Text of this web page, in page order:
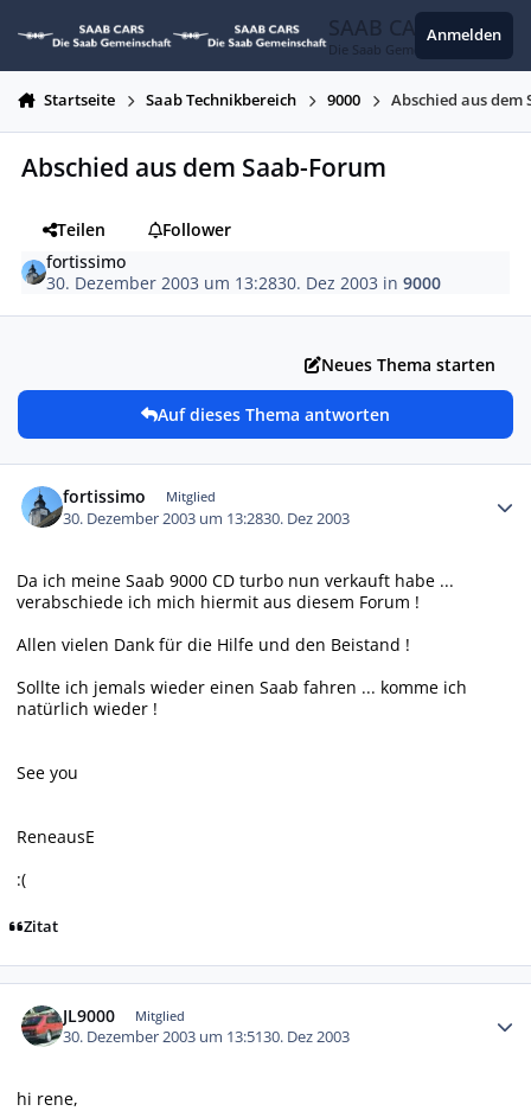
SAAB CARS
Die Saab Gemeinschaft
Anmelden
Startseite Saab Technikbereich 9000 Abschied aus dem
Abschied aus dem Saab-Forum
Teilen
Follower
fortissimo
30. Dezember 2003 um 13:2830. Dez 2003 in9000
Neues Thema starten
Auf dieses Thema antworten
fortissimo Mitglied
30. Dezember 2003 um 13:2830. Dez 2003
Da ich meine Saab 9000 CD turbo nun verkauft habe ...
verabschiede ich mich hiermit aus diesem Forum !
Allen vielen Dank für die Hilfe und den Beistand !
Sollte ich jemals wieder einen Saab fahren ... komme ich
natürlich wieder !
See you
ReneausE
:(
Zitat
JL9000 Mitglied
30. Dezember 2003 um 13:5130. Dez 2003
hi rene,